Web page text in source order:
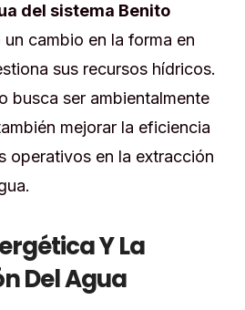
del sistema Benito
un cambio en la forma en
sus recursos hídricos.
busca ser ambientalmente
mejorar la eficiencia
operativos en la extracción
Y La
Del Agua